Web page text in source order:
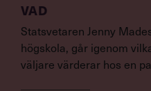
VAD
Statsvetaren Jenny
högskola, går igenom
väljare värderar hos en